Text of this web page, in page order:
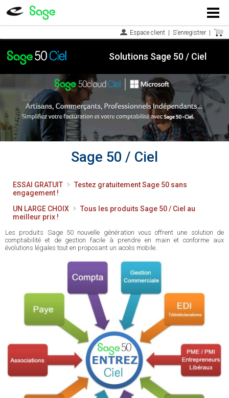
Menu
Espace client S'enregistrer
Solutions Sage 50 / Ciel
Sage 50 / Ciel
ESSAI GRATUIT
Testez gratuitement Sage 50 sans
engagement !
UN LARGE CHOIX
Tous les produits Sage 50 / Ciel au
meilleur prix !
Les produits Sage 50 nouvelle génération vous offrent une solution de
comptabilité et de gestion facile à prendre en main et conforme aux
évolutions légales tout en proposant un accès mobile.